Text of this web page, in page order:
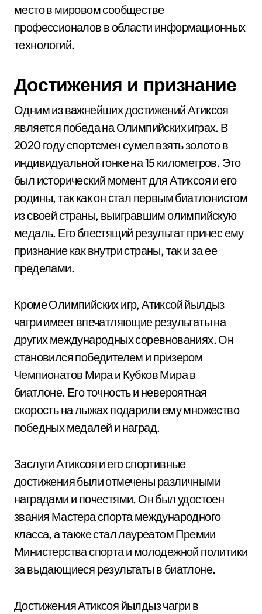
место в мировом сообществе
профессионалов в области информационных
технологий.
Достижения и признание
Одним из важнейших достижений Атиксоя
является победа на Олимпийских играх. В
2020 году спортсмен сумел взять золото в
индивидуальной гонке на 15 километров. Это
был исторический момент для Атиксоя и его
родины, так как он стал первым биатлонистом
из своей страны, выигравшим олимпийскую
медаль. Его блестящий результат принес ему
признание как внутри страны, так и за ее
пределами.
Кроме Олимпийских игр, Атиксой йылдыз
чагри имеет впечатляющие результаты на
других международных соревнованиях. Он
становился победителем и призером
Чемпионатов Мира и Кубков Мира в
биатлоне. Его точность и невероятная
скорость на лыжах подарили ему множество
победных медалей и наград.
Заслуги Атиксоя и его спортивные
достижения были отмечены различными
наградами и почестями. Он был удостоен
звания Мастера спорта международного
класса, а также стал лауреатом Премии
Министерства спорта и молодежной политики
за выдающиеся результаты в биатлоне.
Достижения Атиксоя йылдыз чагри в